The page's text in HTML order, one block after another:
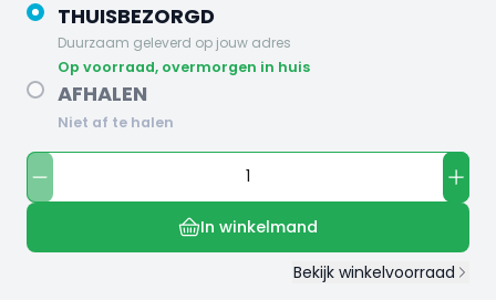
THUISBEZORGD
Duurzaam geleverd op jouw adres
op voorraad, overmorgen in huis
AFHALEN
Niet af te halen
In winkelmand
Bekijk winkelvoorraad